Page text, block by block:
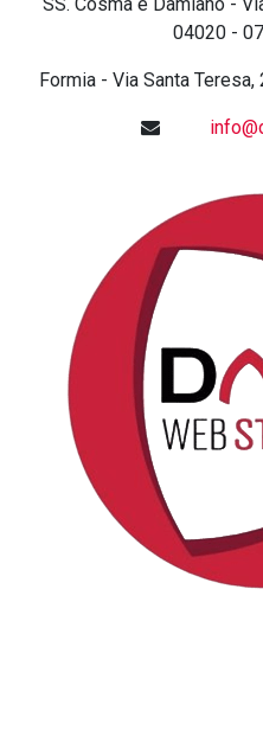
SS. Cosma e Damiano -
04020 -
Formia - Via Santa